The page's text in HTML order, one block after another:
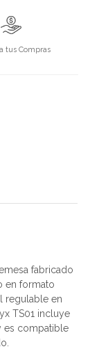
tus Compras
fabricado
en formato
regulable en
TS01 incluye
es compatible